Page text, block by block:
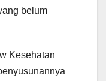
belum
Kesehatan